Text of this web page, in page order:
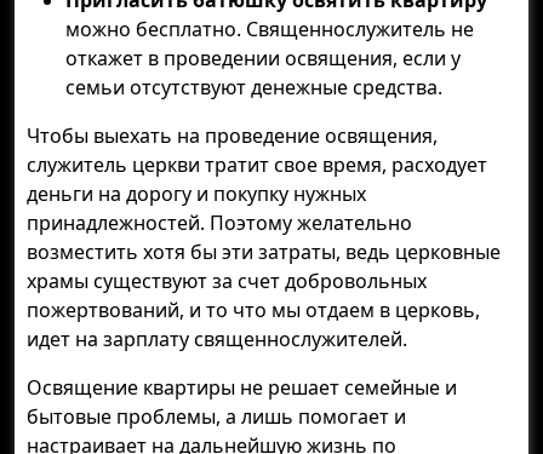
можно бесплатно. Священнослужитель не
откажет в проведении освящения, если у
семьи отсутствуют денежные средства.
Чтобы выехать на проведение освящения,
служитель церкви тратит свое время, расходует
деньги на дорогу и покупку нужных
принадлежностей. Поэтому желательно
возместить хотя бы эти затраты, ведь церковные
храмы существуют за счет добровольных
пожертвований, и то что мы отдаем в церковь,
идет на зарплату священнослужителей.
Освящение квартиры не решает семейные и
бытовые проблемы, а лишь помогает и
настраивает на дальнейшую жизнь по